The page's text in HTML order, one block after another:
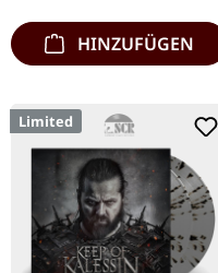
HINZUFÜGEN
Limited